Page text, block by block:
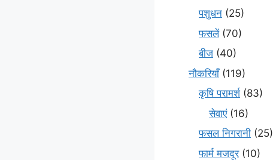
पशुधन (25)
फसलें(70)
बीज (40)
नौकरियाँ(119)
कृषि परामर्श(83)
सेवाएं(16)
फसल निगरानी (25)
फार्म मजदूर(10)